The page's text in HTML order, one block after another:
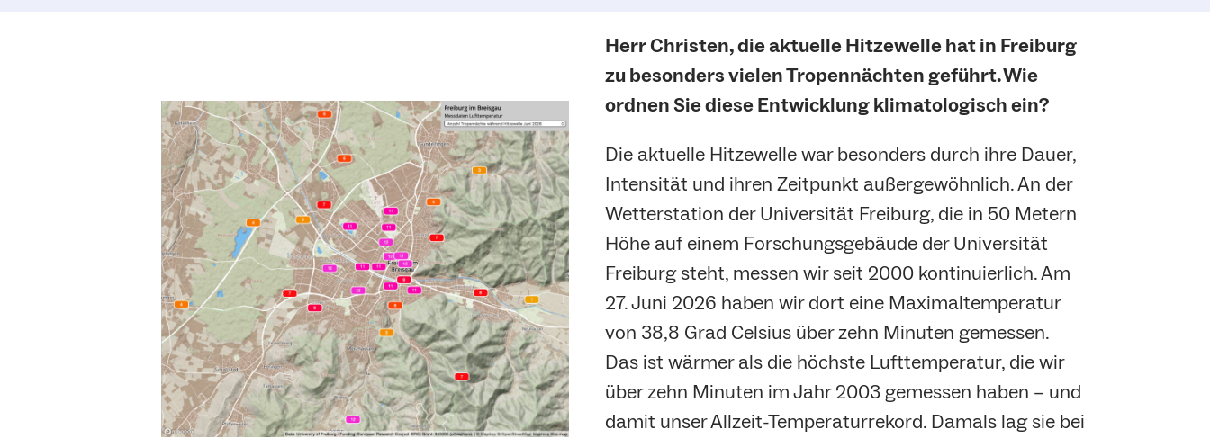
Herr Christen, die aktuelle Hitzewelle hat in Freiburg
zu besonders vielen Tropennächten geführt. Wie
ordnen Sie diese Entwicklung klimatologisch ein?
Die aktuelle Hitzewelle war besonders durch ihre Dauer,
Intensität und ihren Zeitpunkt außergewöhnlich. An der
Wetterstation der Universität Freiburg, die in 50 Metern
Höhe auf einem Forschungsgebäude der Universität
Freiburg steht, messen wir seit 2000 kontinuierlich. Am
27. Juni 2026 haben wir dort eine Maximaltemperatur
von 38,8 Grad Celsius über zehn Minuten gemessen.
Das ist wärmer als die höchste Lufttemperatur, die wir
über zehn Minuten im Jahr 2003 gemessen haben – und
damit unser Allzeit-Temperaturrekord. Damals lag sie bei